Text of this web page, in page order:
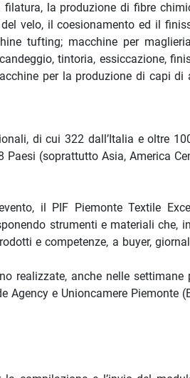
la produzione di fibre
velo, il coesionamento ed il
tufting; macchine per
tintoria, essiccazione,
per la produzione di capi di
di cui 322 dall’Italia e oltre
(soprattutto Asia, America
il PIF Piemonte Textile
strumenti e materiali che,
e competenze, a buyer,
realizzate, anche nelle settimane
e Unioncamere Piemonte